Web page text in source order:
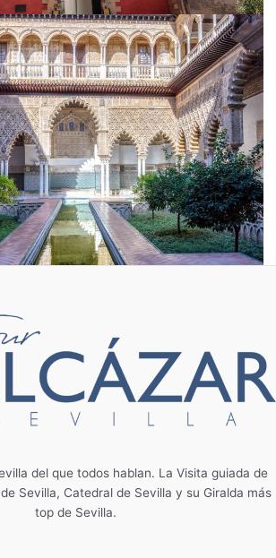
del que todos hablan. La Visita guiada de
Sevilla, Catedral de Sevilla y su Giralda más
top de Sevilla.